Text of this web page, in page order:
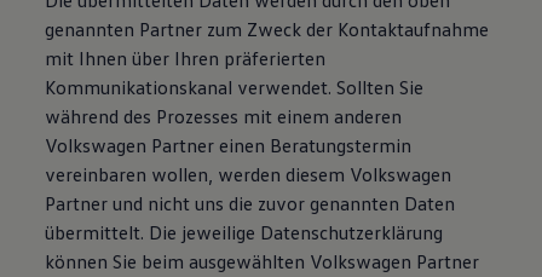
genannten Partner zum Zweck der Kontaktaufnahme
mit Ihnen über Ihren präferierten
Kommunikationskanal verwendet. Sollten Sie
während des Prozesses mit einem anderen
Volkswagen Partner einen Beratungstermin
vereinbaren wollen, werden diesem Volkswagen
Partner und nicht uns die zuvor genannten Daten
übermittelt. Die jeweilige Datenschutzerklärung
können Sie beim ausgewählten Volkswagen Partner